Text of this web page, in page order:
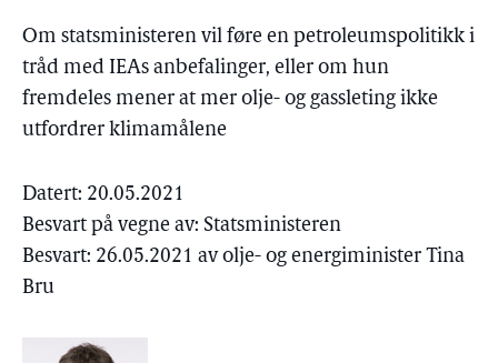
Om statsministeren vil føre en petroleumspolitikk i
tråd med IEAs anbefalinger, eller om hun
fremdeles mener at mer olje- og gassleting ikke
utfordrer klimamålene
Datert: 20.05.2021
Besvart på vegne av: Statsministeren
Besvart: 26.05.2021 av olje- og energiminister Tina
Bru